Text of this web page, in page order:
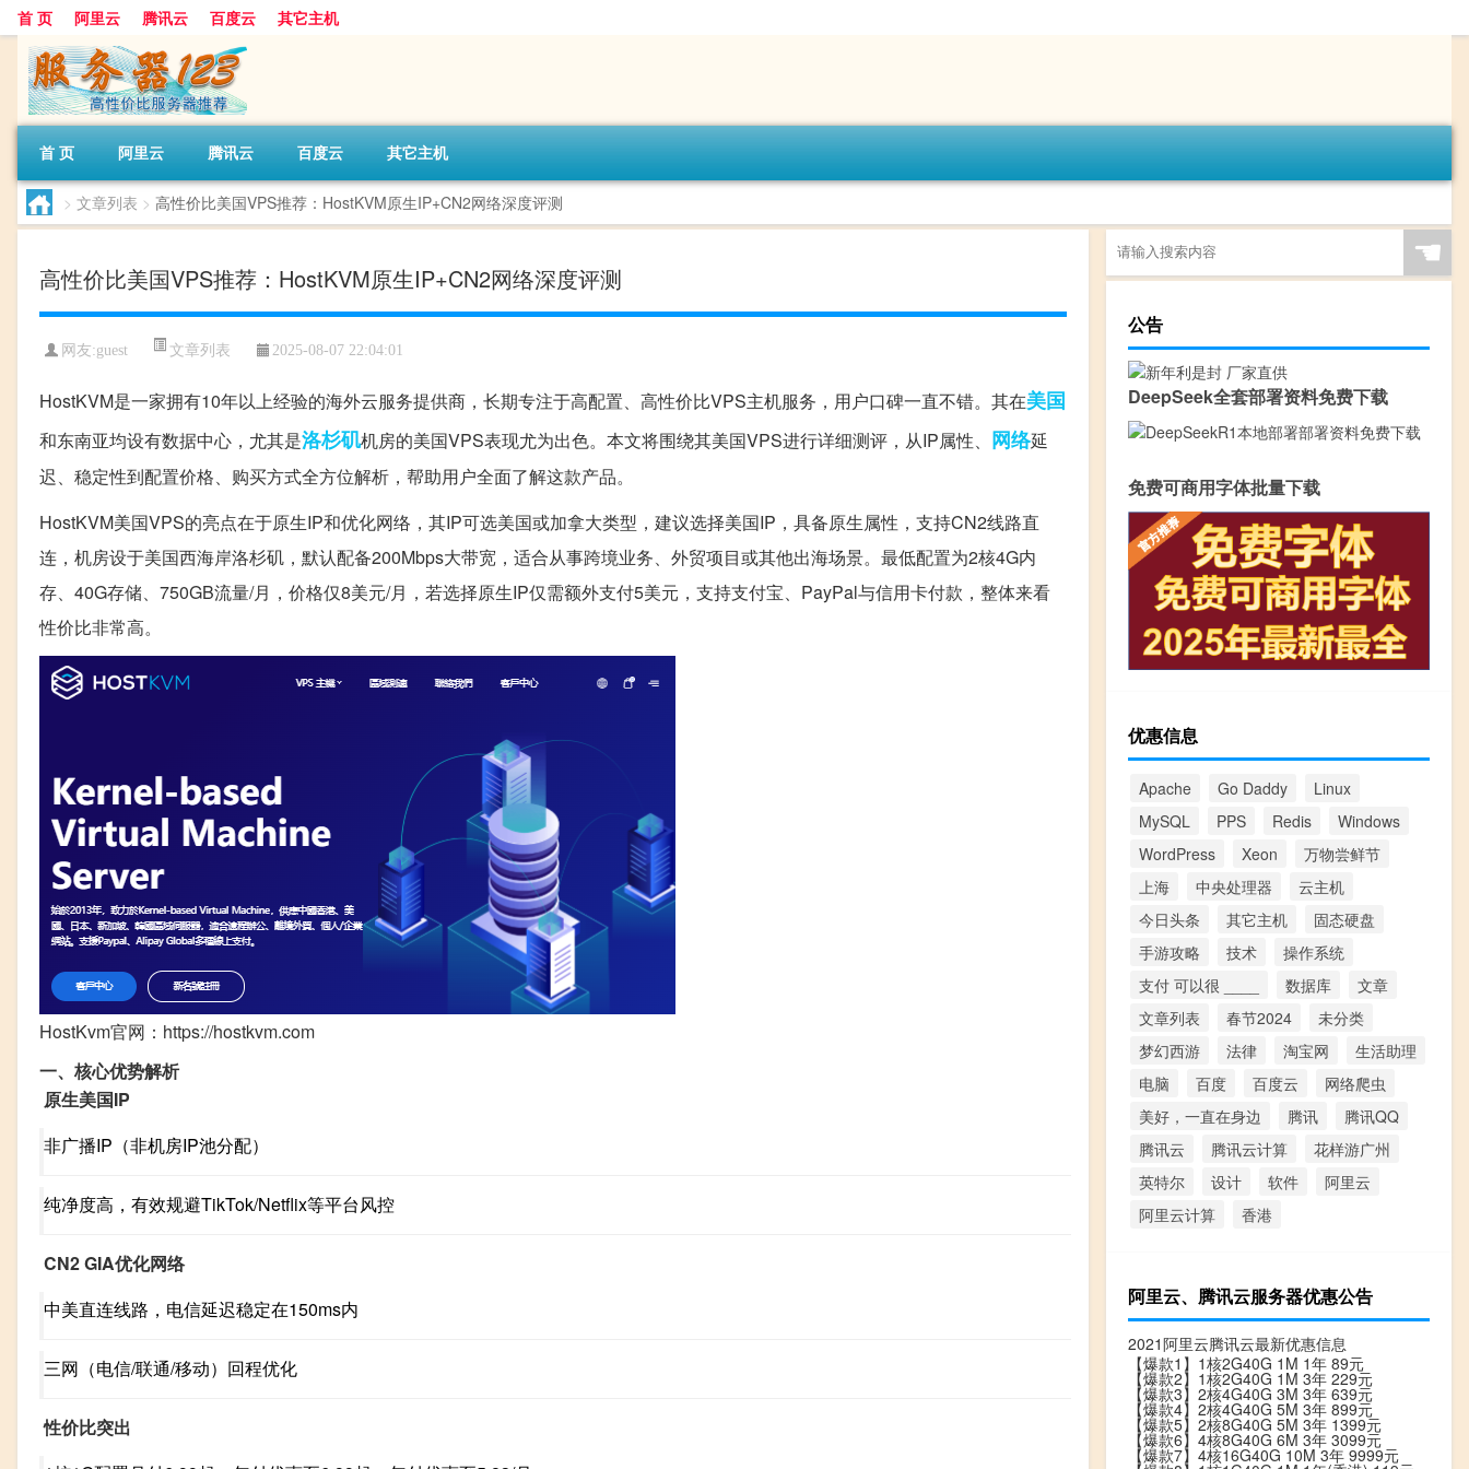
首 页 阿里云 腾讯云 百度云 其它主机
首 页 阿里云 腾讯云 百度云 其它主机
> 文章列表 > 高性价比美国VPS推荐：HostKVM原生IP+CN2网络深度评测
高性价比美国VPS推荐：HostKVM原生IP+CN2网络深度评测
网友:guest 文章列表 2025-08-07 22:04:01
HostKVM是一家拥有10年以上经验的海外云服务提供商，长期专注于高配置、高性价比VPS主机服务，用户口碑一直不错。其在美国
和东南亚均设有数据中心，尤其是洛杉矶机房的美国VPS表现尤为出色。本文将围绕其美国VPS进行详细测评，从IP属性、 网络延
迟、稳定性到配置价格、购买方式全方位解析，帮助用户全面了解这款产品。
HostKVM美国VPS的亮点在于原生IP和优化网络，其IP可选美国或加拿大类型，建议选择美国IP，具备原生属性，支持CN2线路直
连，机房设于美国西海岸洛杉矶，默认配备200Mbps大带宽，适合从事跨境业务、外贸项目或其他出海场景。最低配置为2核4G内
存、40G存储、750GB流量/月，价格仅8美元/月，若选择原生IP仅需额外支付5美元，支持支付宝、PayPal与信用卡付款，整体来看
性价比非常高。
HostKvm官网：https://hostkvm.com
一、核心优势解析
原生美国IP
非广播IP（非机房IP池分配）
纯净度高，有效规避TikTok/Netflix等平台风控
CN2 GIA优化网络
中美直连线路，电信延迟稳定在150ms内
三网（电信/联通/移动）回程优化
性价比突出
☚
公告
DeepSeek全套部署资料免费下载
免费可商用字体批量下载
优惠信息
Apache Go Daddy
Linux
MySQL
PPS Redis
Windows
WordPress
Xeon
万物尝鲜节
上海
中央处理器
云主机
今日头条
其它主机
固态硬盘
手游攻略
技术
操作系统
支付 可以很 ____
数据库
文章
文章列表
春节2024
未分类
梦幻西游
法律 淘宝网
生活助理
电脑
百度 百度云
网络爬虫
美好，一直在身边
腾讯
腾讯QQ
腾讯云
腾讯云计算
花样游广州
英特尔
设计 软件
阿里云
阿里云计算
香港
阿里云、腾讯云服务器优惠公告
2021阿里云腾讯云最新优惠信息
【爆款1】1核2G40G 1M 1年 89元
【爆款2】1核2G40G 1M 3年 229元
【爆款3】2核4G40G 3M 3年 639元
【爆款4】2核4G40G 5M 3年 899元
【爆款5】2核8G40G 5M 3年 1399元
【爆款6】4核8G40G 6M 3年 3099元
【爆款7】4核16G40G 10M 3年 9999元